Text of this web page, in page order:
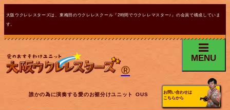
大阪ウクレレスターズは、東梅田のウクレレスクール『2時間でウクレレマスター♪』の会員で構成していま
す。
®
MENU
誰かの為に演奏する愛のお裾分けユニット OUS
お問い合わせは
こちらから